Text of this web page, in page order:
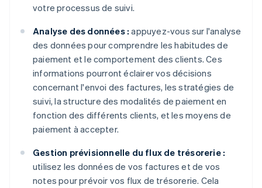
votre processus de suivi.
Analyse des données : appuyez-vous sur l'analyse
des données pour comprendre les habitudes de
paiement et le comportement des clients. Ces
informations pourront éclairer vos décisions
concernant l'envoi des factures, les stratégies de
suivi, la structure des modalités de paiement en
fonction des différents clients, et les moyens de
paiement à accepter.
Gestion prévisionnelle du flux de trésorerie :
utilisez les données de vos factures et de vos
notes pour prévoir vos flux de trésorerie. Cela